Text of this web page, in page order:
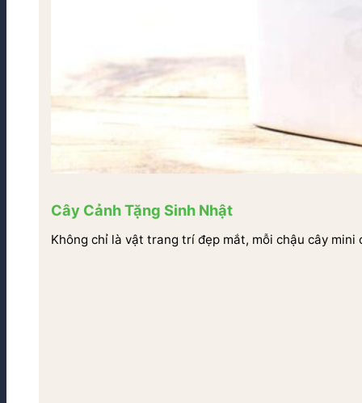
Cây Cảnh Tặng Sinh Nhật
Không chỉ là vật trang trí đẹp mắt, mỗi chậu cây